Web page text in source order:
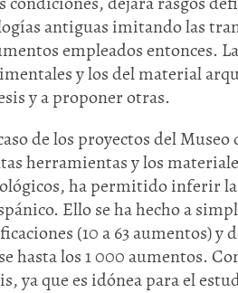
antiguas imitando las
empleados entonces.
y los del material
y a proponer otras.
de los proyectos del
herramientas y los
ha permitido inferir
Ello se ha hecho a
(10 a 63 aumentos)
hasta los 1 000 aumentos.
ya que es idónea para el